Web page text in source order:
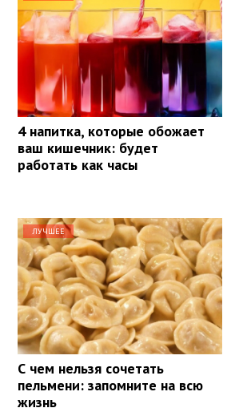
4 напитка, которые обожает
ваш кишечник: будет
работать как часы
ЛУЧШЕЕ
С чем нельзя сочетать
пельмени: запомните на всю
жизнь